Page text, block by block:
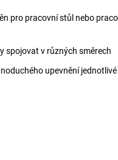
pro pracovní stůl nebo
spojovat v různých směrech
upevnění